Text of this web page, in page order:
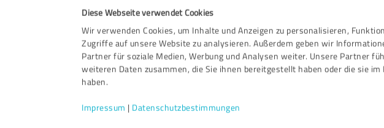
Diese Webseite verwendet Cookies
Wir verwenden Cookies, um Inhalte und Anzeigen zu personalisieren,
Zugriffe auf unsere Website zu analysieren. Außerdem geben wir
Partner für soziale Medien, Werbung und Analysen weiter. Unsere Partner
weiteren Daten zusammen, die Sie ihnen bereitgestellt haben oder die sie
haben.
Impressum | Datenschutzbestimmungen
producten en diensten en om met meer vertrouwen
... de klanttevredenheid verhogen
Uw beoordeling helpt bij het identificeren van mogelijke
van de wensen van klanten.